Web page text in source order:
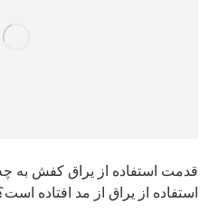
قدمت استفاده از یراق کفش به
استفاده از یراق از مد افتاده